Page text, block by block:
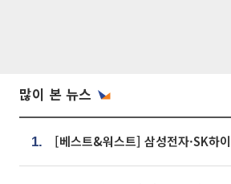
많이 본 뉴스
1.